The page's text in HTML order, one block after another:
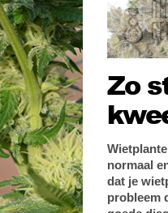
Zo
normaal
dat je
probleem